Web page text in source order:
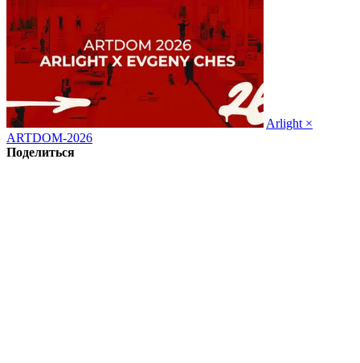
Arlight ×
ARTDOM-2026
Поделиться